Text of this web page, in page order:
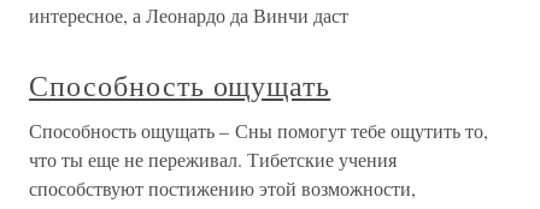
интересное, а Леонардо да Винчи даст
Способность ощущать
Способность ощущать – Сны помогут тебе ощутить то,
что ты еще не переживал. Тибетские учения
способствуют постижению этой возможности,